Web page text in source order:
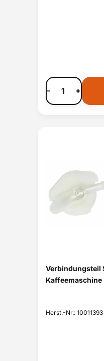
- +
Verbindungsteil
Kaffeemaschine
Herst.-Nr.: 10011393